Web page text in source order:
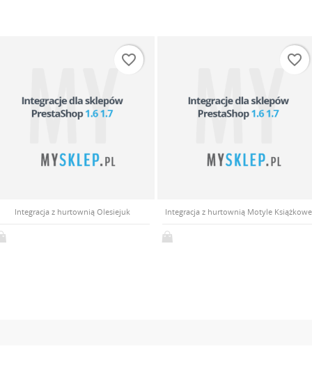
Integracja z hurtownią Olesiejuk
favorite_border
Integracja z hurtownią Motyle Książkowe
favorite_border